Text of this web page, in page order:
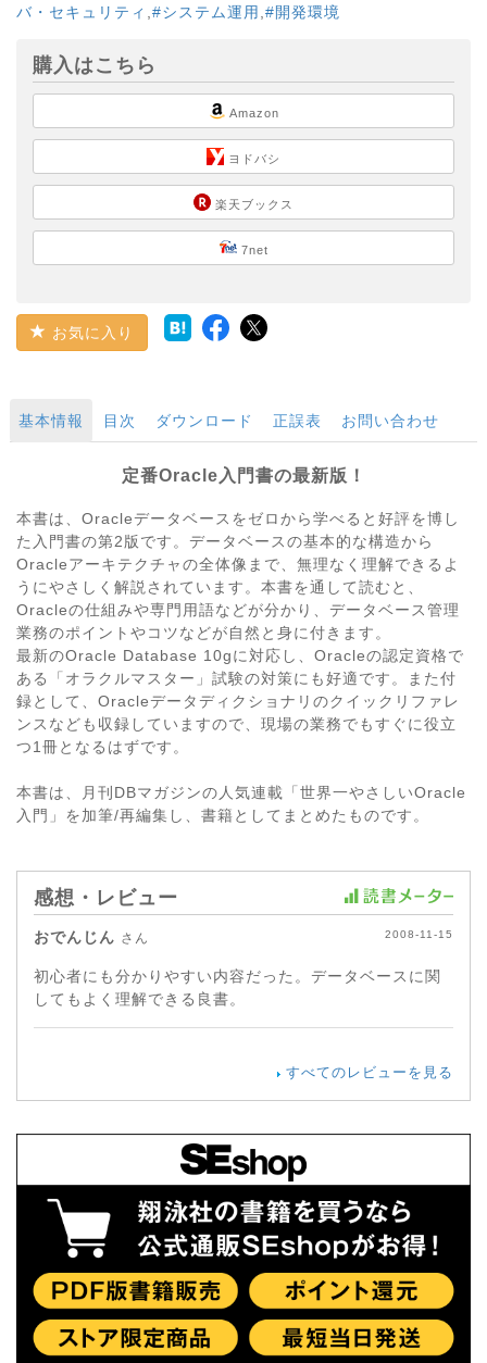
バ・セキュリティ #システム運用 #開発環境
購入はこちら
Amazon
ヨドバシ
楽天ブックス
7net
お気に入り
基本情報 目次 ダウンロード 正誤表 お問い合わせ
定番Oracle入門書の最新版！
本書は、Oracleデータベースをゼロから学べると好評を博し
た入門書の第2版です。データベースの基本的な構造から
Oracleアーキテクチャの全体像まで、無理なく理解できるよ
うにやさしく解説されています。本書を通して読むと、
Oracleの仕組みや専門用語などが分かり、データベース管理
業務のポイントやコツなどが自然と身に付きます。
最新のOracle Database 10gに対応し、Oracleの認定資格で
ある「オラクルマスター」試験の対策にも好適です。また付
録として、Oracleデータディクショナリのクイックリファレ
ンスなども収録していますので、現場の業務でもすぐに役立
つ1冊となるはずです。
本書は、月刊DBマガジンの人気連載「世界一やさしいOracle
入門」を加筆/再編集し、書籍としてまとめたものです。
感想・レビュー
おでんじん さん 2008-11-15
初心者にも分かりやすい内容だった。データベースに関
してもよく理解できる良書。
すべてのレビューを見る